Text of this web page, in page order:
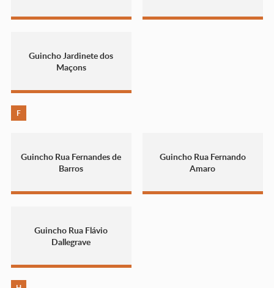
Guincho Jardinete dos
Maçons
F
Guincho Rua Fernandes de
Barros
Guincho Rua Fernando
Amaro
Guincho Rua Flávio
Dallegrave